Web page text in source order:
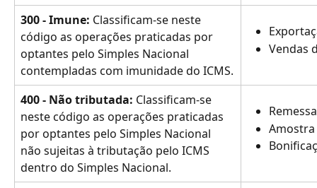
300 - Imune: Classificam-se neste
código as operações praticadas por
optantes pelo Simples Nacional
contempladas com imunidade do ICMS.
Vendas
400 - Não tributada: Classificam-se
neste código as operações praticadas
por optantes pelo Simples Nacional
não sujeitas à tributação pelo ICMS
dentro do Simples Nacional.